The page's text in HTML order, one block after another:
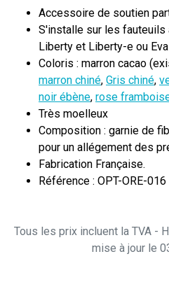
Accessoire de soutien
S'installe sur les fauteuils
Liberty et Liberty-e ou
Coloris : marron cacao
marron chiné, Gris chiné,
noir ébène, rose
Très moelleux
Composition : garnie de
pour un allégement des
Fabrication Française.
Référence : OPT-ORE-016
Tous les prix incluent la TVA -
mise à jour le